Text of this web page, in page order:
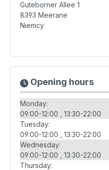
Guteborner Allee 1
8393 Meerane
Niemcy
Opening hours
Monday:
09:00-12:00
13:30-22:00
Tuesday:
09:00-12:00
13:30-22:00
Wednesday:
09:00-12:00
13:30-22:00
Thursday: